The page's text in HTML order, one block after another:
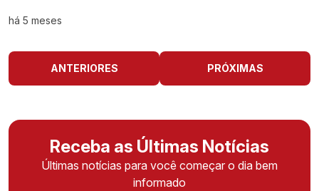
há 5 meses
ANTERIORES PRÓXIMAS
Receba as Últimas Notícias
Últimas notícias para você começar o dia bem
informado